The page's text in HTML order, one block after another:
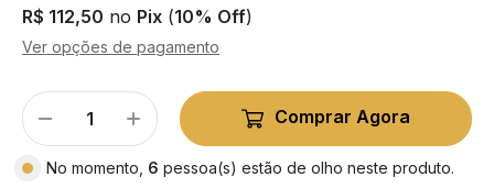
R$ 112,50 no Pix (10% Off)
Ver opções de pagamento
Comprar Agora
No momento, 6 pessoa(s) estão de olho neste produto.